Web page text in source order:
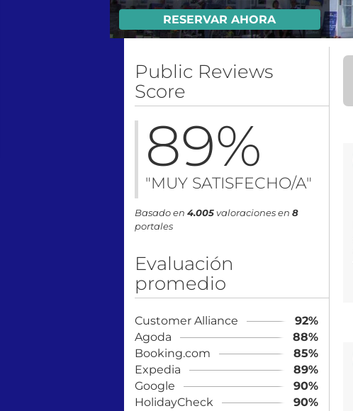
RESERVAR AHORA
Public Reviews
Score
89%
"MUY SATISFECHO/A"
Basado en 4.005valoraciones en 8
portales
Evaluación
promedio
Customer Alliance
92%
Agoda
88%
Booking.com
85%
Expedia
89%
Google
90%
HolidayCheck
90%